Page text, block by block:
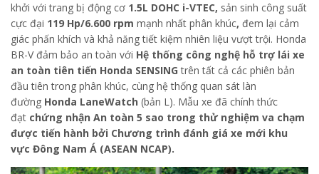
khởi với trang bị động cơ 1.5L DOHC i-VTEC, sản sinh công suất
cực đại 119 Hp/6.600 rpm mạnh nhất phân khúc, đem lại cảm
giác phấn khích và khả năng tiết kiệm nhiên liệu vượt trội. Honda
BR-V đảm bảo an toàn với Hệ thống công nghệ hỗ trợ lái xe
an toàn tiên tiến Honda SENSING trên tất cả các phiên bản
đầu tiên trong phân khúc, cùng hệ thống quan sát làn
đường Honda LaneWatch (bản L). Mẫu xe đã chính thức
đạt chứng nhận An toàn 5 sao trong thử nghiệm va chạm
được tiến hành bởi Chương trình đánh giá xe mới khu
vực Đông Nam Á (ASEAN NCAP).